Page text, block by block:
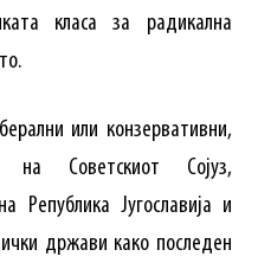
класа за радикална
или конзервативни,
на Советскиот Сојуз,
Република Југославија и
држави како последен